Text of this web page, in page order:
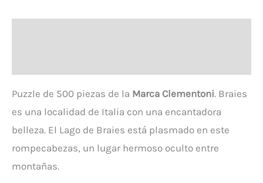
Puzzle de 500 piezas de la Marca Clementoni. Braies
es una localidad de Italia con una encantadora
belleza. El Lago de Braies está plasmado en este
rompecabezas, un lugar hermoso oculto entre
montañas.